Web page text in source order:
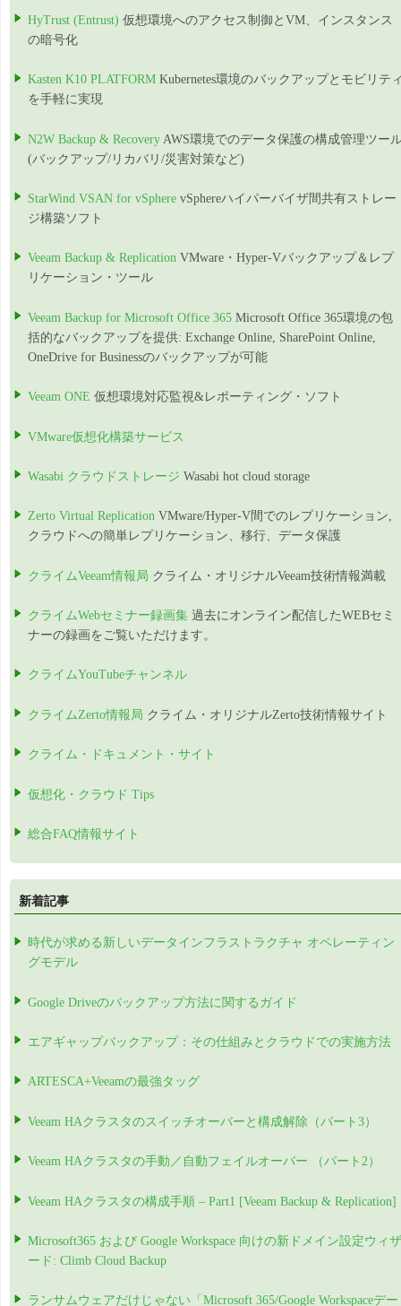
HyTrust (Entrust) 仮想環境へのアクセス制御とVM、インスタンス
の暗号化
Kasten K10 PLATFORM Kubernetes環境のバックアップとモビリテ
を手軽に実現
N2W Backup & Recovery AWS環境でのデータ保護の構成管理ツー
(バックアップ/リカバリ/災害対策など)
StarWind VSAN for vSphere vSphereハイパーバイザ間共有ストレー
ジ構築ソフト
Veeam Backup & Replication VMware・Hyper-Vバックアップ＆レプ
リケーション・ツール
Veeam Backup for Microsoft Office 365 Microsoft Office 365環境の包
括的なバックアップを提供: Exchange Online, SharePoint Online,
OneDrive for Businessのバックアップが可能
Veeam ONE 仮想環境対応監視&レポーティング・ソフト
VMware仮想化構築サービス
Wasabi クラウドストレージ Wasabi hot cloud storage
Zerto Virtual Replication VMware/Hyper-V間でのレプリケーション,
クラウドへの簡単レプリケーション、移行、データ保護
クライムVeeam情報局 クライム・オリジナルVeeam技術情報満載
クライムWebセミナー録画集 過去にオンライン配信したWEBセミ
ナーの録画をご覧いただけます。
クライムYouTubeチャンネル
クライムZerto情報局 クライム・オリジナルZerto技術情報サイト
クライム・ドキュメント・サイト
仮想化・クラウド Tips
総合FAQ情報サイト
新着記事
時代が求める新しいデータインフラストラクチャ オペレーティン
グモデル
Google Driveのバックアップ方法に関するガイド
エアギャップバックアップ：その仕組みとクラウドでの実施方法
ARTESCA+Veeamの最強タッグ
Veeam HAクラスタのスイッチオーバーと構成解除（パート3）
Veeam HAクラスタの手動／自動フェイルオーバー （パート2）
Veeam HAクラスタの構成手順 – Part1 [Veeam Backup & Replication]
Microsoft365 および Google Workspace 向けの新ドメイン設定ウィザ
ード: Climb Cloud Backup
ランサムウェアだけじゃない「Microsoft 365/Google Workspaceデー